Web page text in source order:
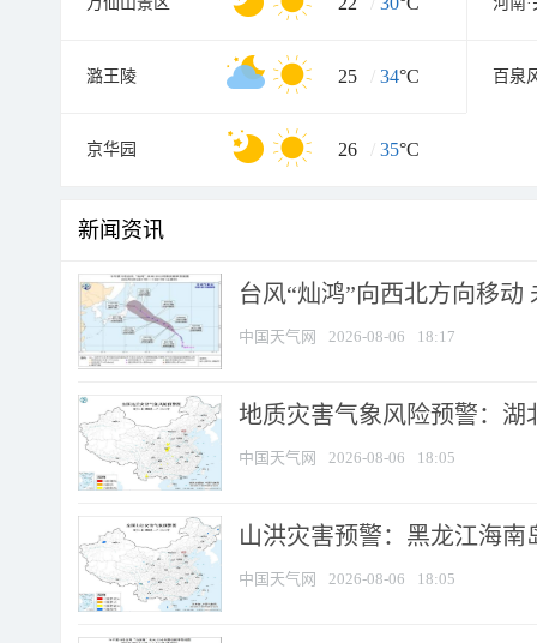
潞王陵 25 / 34°C 百泉
京华园 26 / 35°C
新闻资讯
台风“灿鸿”向西北方向移动
中国天气网 2026-08-06 18:17
地质灾害气象风险预警：湖
中国天气网 2026-08-06 18:05
山洪灾害预警：黑龙江海
中国天气网 2026-08-06 18:05